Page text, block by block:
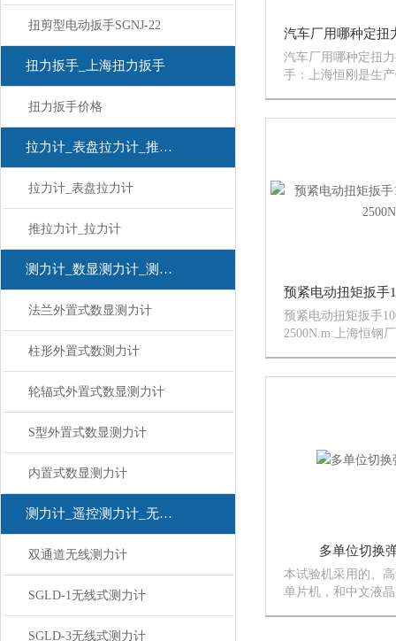
扭剪型电动扳手SGNJ-22
扭力扳手_上海扭力扳手
扭力扳手价格
拉力计_表盘拉力计_推拉力计
拉力计_表盘拉力计
推拉力计_拉力计
测力计_数显测力计_测力计
法兰外置式数显测力计
柱形外置式数测力计
轮辐式外置式数显测力计
S型外置式数显测力计
内置式数显测力计
测力计_遥控测力计_无线测力计
双通道无线测力计
SGLD-1无线式测力计
SGLD-3无线式测力计
汽车厂用哪种定扭
手：上海恒刚是生
预紧电动扭矩扳手
2500N.m:上海恒钢
多单位切换
本试验机采用的、
单片机，和中文液